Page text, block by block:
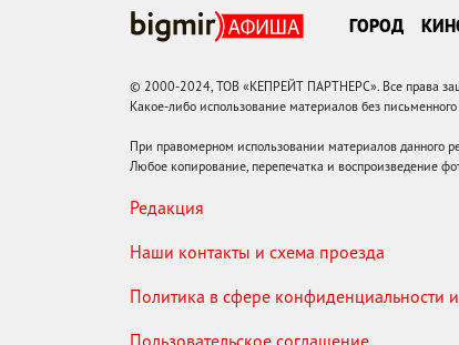
ГОРОД
© 2000-2024, ТОВ «КЕПРЕЙТ ПАРТНЕРС». Все права
Какое-либо использование материалов без
При правомерном использовании материалов данного
Любое копирование, перепечатка и воспроизведение
Редакция
Наши контакты и схема проезда
Политика в сфере конфиденциальности